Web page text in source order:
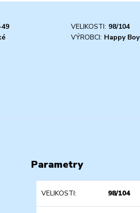
VELIKOSTI: 98/104
VÝROBCI: Happy Boy
Parametry
VELIKOSTI 98/104